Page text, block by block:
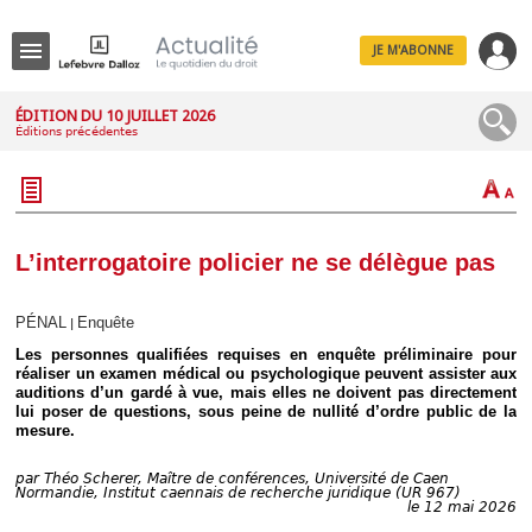
JE M'ABONNE
ÉDITION DU 10 JUILLET 2026
Éditions précédentes
L’interrogatoire policier ne se délègue pas
PÉNAL
Enquête
Les personnes qualifiées requises en enquête préliminaire pour
réaliser un examen médical ou psychologique peuvent assister aux
auditions d’un gardé à vue, mais elles ne doivent pas directement
lui poser de questions, sous peine de nullité d’ordre public de la
mesure.
par Théo Scherer, Maître de conférences, Université de Caen
Normandie, Institut caennais de recherche juridique (UR 967)
le 12 mai 2026